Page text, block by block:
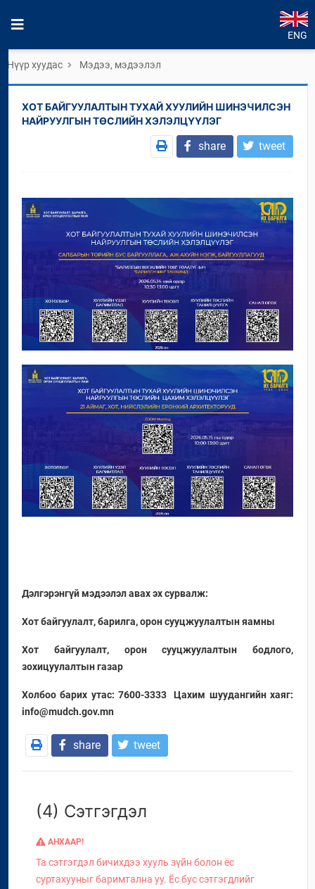
ENG
Нүүр хуудас Мэдээ, мэдээлэл
ХОТ БАЙГУУЛАЛТЫН ТУХАЙ ХУУЛИЙН ШИНЭЧИЛСЭН
НАЙРУУЛГЫН ТӨСЛИЙН ХЭЛЭЛЦҮҮЛЭГ
share tweet
Дэлгэрэнгүй мэдээлэл авах эх сурвалж:
Хот байгуулалт, барилга, орон сууцжуулалтын яамны
Хот байгуулалт, орон сууцжуулалтын бодлого,
зохицуулалтын газар
Холбоо барих утас: 7600-3333Цахим шуудангийн хаяг:
info@mudch.gov.mn
share tweet
(4) Сэтгэгдэл
АНХААР!
Та сэтгэгдэл бичихдээ хууль зүйн болон ёс
суртахууныг баримтална уу. Ёс бус сэтгэгдлийг